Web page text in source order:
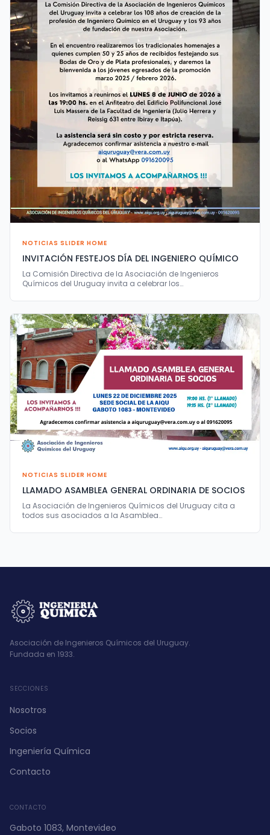
NOTICIAS SLIDER HOME
INVITACIÓN FESTEJOS DÍA DEL INGENIERO QUÍMICO
La Comisión Directiva de la Asociación de Ingenieros
Químicos del Uruguay invita a celebrar los…
NOTICIAS SLIDER HOME
LLAMADO ASAMBLEA GENERAL ORDINARIA DE SOCIOS
La Asociación de Ingenieros Químicos del Uruguay cita a
todos sus asociados a la Asamblea…
Asociación de Ingenieros Químicos del Uruguay.
Fundada en 1933.
SECCIONES
Nosotros
Socios
Ingeniería Química
Contacto
CONTACTO
Gaboto 1083, Montevideo